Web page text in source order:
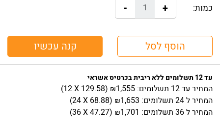
כמות: +
-
הוסף לסל קנה עכשיו
עד 12 תשלומים ללא ריבית בכרטיס אשראי
המחיר עד 12 תשלומים: ₪1,555
(12 X 129.58)
המחירל 24 תשלומים: ₪1,653
(24 X 68.88)
המחירל 36 תשלומים: ₪1,701
(36 X47.27)